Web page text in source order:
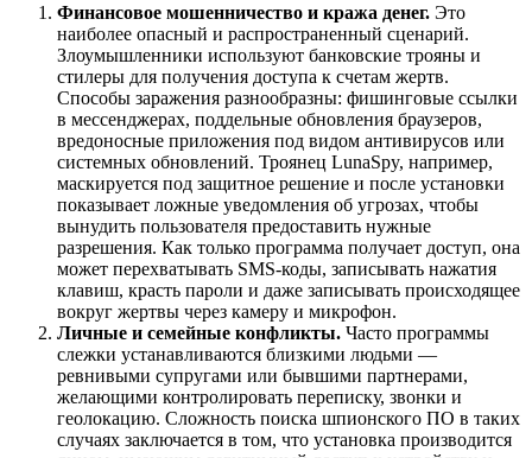
Финансовое мошенничество и кража денег. Это
наиболее опасный и распространенный сценарий.
Злоумышленники используют банковские трояны и
стилеры для получения доступа к счетам жертв.
Способы заражения разнообразны: фишинговые ссылки
в мессенджерах, поддельные обновления браузеров,
вредоносные приложения под видом антивирусов или
системных обновлений. Троянец LunaSpy, например,
маскируется под защитное решение и после установки
показывает ложные уведомления об угрозах, чтобы
вынудить пользователя предоставить нужные
разрешения. Как только программа получает доступ, она
может перехватывать SMS-коды, записывать нажатия
клавиш, красть пароли и даже записывать происходящее
вокруг жертвы через камеру и микрофон.
Личные и семейные конфликты. Часто программы
слежки устанавливаются близкими людьми —
ревнивыми супругами или бывшими партнерами,
желающими контролировать переписку, звонки и
геолокацию. Сложность поиска шпионского ПО в таких
случаях заключается в том, что установка производится